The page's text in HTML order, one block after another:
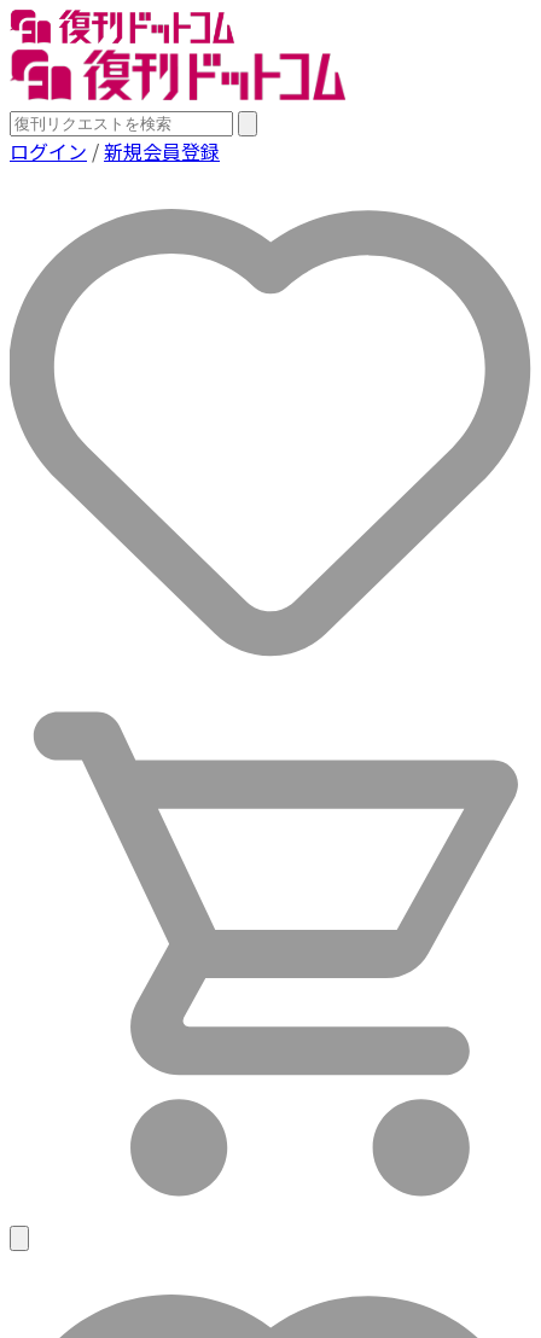
ログイン /新規会員登録